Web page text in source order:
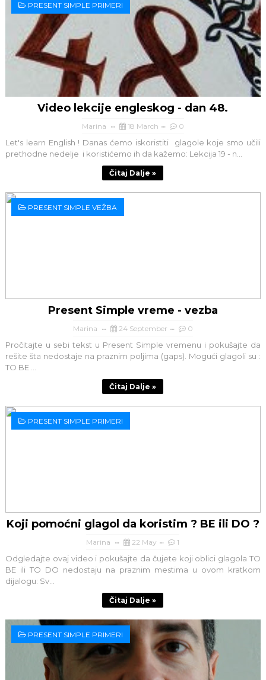
PRESENT SIMPLE PRIMERI
Video lekcije engleskog - dan 48.
Marina 18 March 0
Let's learn English ! Danas ćemo iskoristiti glagole koje smo učili
prethodne nedelje i koristićemo ih da kažemo: Lekcija 19 - n...
Čitaj Dalje »
PRESENT SIMPLE VEŽBA
Present Simple vreme - vezba
Marina 24 September 0
Pročitajte u sebi tekst u Present Simple vremenu i pokušajte da
rešite šta nedostaje na praznim poljima (gaps). Mogući glagoli su :
TO BE ...
Čitaj Dalje »
PRESENT SIMPLE PRIMERI
Koji pomoćni glagol da koristim ? BE ili DO ?
Marina 22 May 1
Odgledajte ovaj video i pokušajte da čujete koji oblici glagola TO
BE ili TO DO nedostaju na praznim mestima u ovom kratkom
dijalogu: Sv...
Čitaj Dalje »
PRESENT SIMPLE PRIMERI